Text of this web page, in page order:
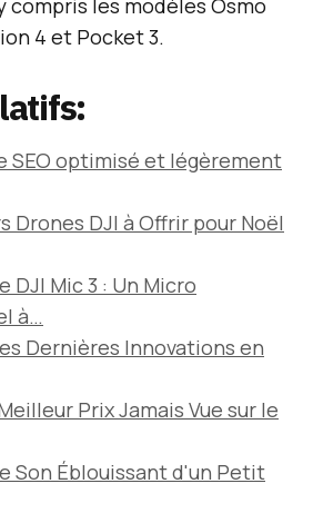
compris les modèles Osmo
4 et Pocket 3.
SEO optimisé et légèrement
Drones DJI à Offrir pour Noël
DJI Mic 3 : Un Micro
à…
Dernières Innovations en
Prix Jamais Vue sur le
Son Éblouissant d'un Petit